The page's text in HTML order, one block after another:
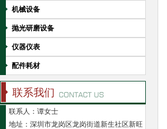
机械设备
抛光研磨设备
仪器仪表
配件耗材
联系我们
联系人：谭女士
地址：深圳市龙岗区龙岗街道新生社区新旺